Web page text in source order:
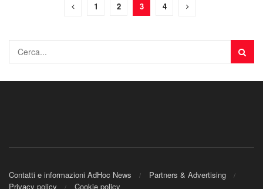
1 2 3 4
Contatti e informazioni AdHoc News
Partners & Advertising
Privacy policy
Cookie policy